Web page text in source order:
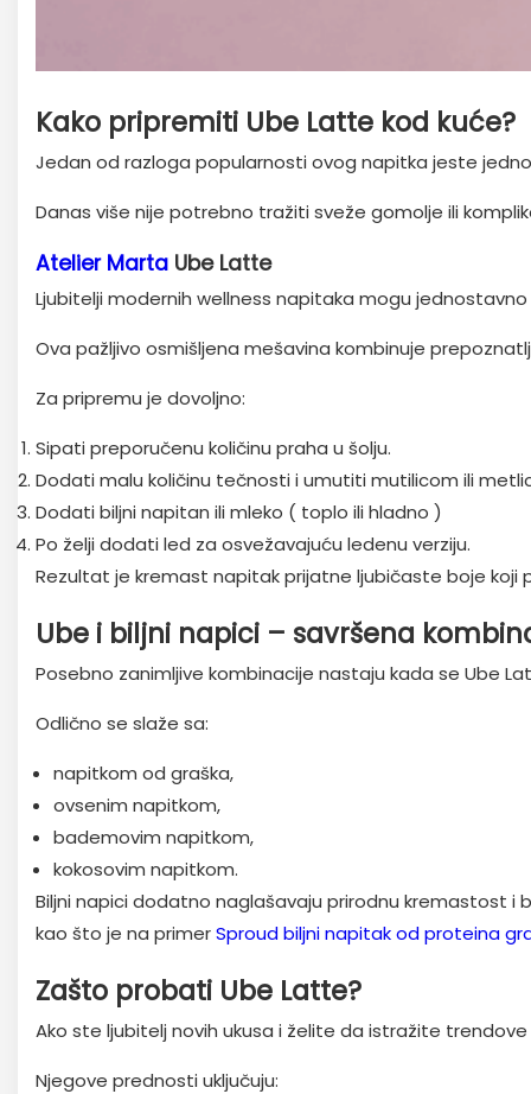
Kako pripremiti Ube Latte kod kuće?
Jedan od razloga popularnosti ovog napitka jeste
Danas više nije potrebno tražiti sveže gomolje ili
Atelier Marta Ube Latte
Ljubitelji modernih wellness napitaka mogu
Ova pažljivo osmišljena mešavina kombinuje
Za pripremu je dovoljno:
Sipati preporučenu količinu praha u šolju.
Dodati malu količinu tečnosti i umutiti mutilicom ili
Dodati biljni napitan ili mleko ( toplo ili hladno )
Po želji dodati led za osvežavajuću ledenu verziju.
Rezultat je kremast napitak prijatne ljubičaste boje koji
Ube i biljni napici – savršena
Posebno zanimljive kombinacije nastaju kada se Ube
Odlično se slaže sa:
napitkom od graška,
ovsenim napitkom,
bademovim napitkom,
kokosovim napitkom.
Biljni napici dodatno naglašavaju prirodnu kremastost i
kao što je na primerSproud biljni napitak od proteina
Zašto probati Ube Latte?
Ako ste ljubitelj novih ukusa i želite da istražite
Njegove prednosti uključuju: